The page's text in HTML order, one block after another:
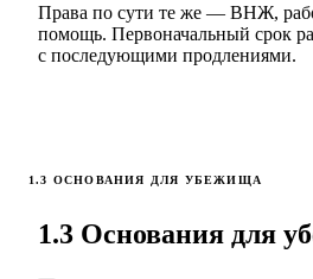
Права по сути те же — ВНЖ,
помощь. Первоначальный срок
с последующими продлениями.
1.3 ОСНОВАНИЯ ДЛЯ УБЕЖИЩА
1.3 Основания для